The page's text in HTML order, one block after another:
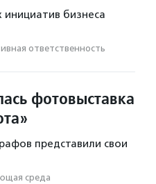
бизнеса
ответственность
фотовыставка
представили свои
среда